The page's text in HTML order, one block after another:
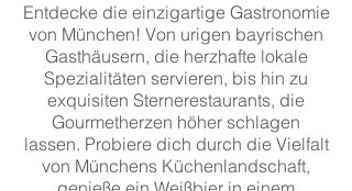
Entdecke die einzigartige Gastronomie
von München! Von urigen bayrischen
Gasthäusern, die herzhafte lokale
Spezialitäten servieren, bis hin zu
exquisiten Sternerestaurants, die
Gourmetherzen höher schlagen
lassen. Probiere dich durch die Vielfalt
von Münchens Küchenlandschaft,